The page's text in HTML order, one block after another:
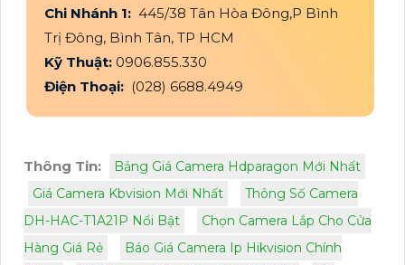
Chi Nhánh 1: 445/38 Tân Hòa Đông,P Bình
Trị Đông, Bình Tân, TP HCM
Kỹ Thuật: 0906.855.330
Điện Thoại: (028) 6688.4949
Thông Tin:
Bảng Giá Camera Hdparagon Mới Nhất
Giá Camera Kbvision Mới Nhất
Thông Số Camera
DH-HAC-T1A21P Nổi Bật
Chọn Camera Lắp Cho Cửa
Hàng Giá Rẻ
Báo Giá Camera Ip Hikvision Chính